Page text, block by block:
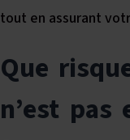
tout en assurant
Que
n’est pas